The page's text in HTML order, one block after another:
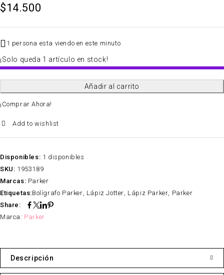
$14.500
1 persona esta viendo en este minuto
¡Solo queda 1 artículo en stock!
Añadir al carrito
¡Comprar Ahora!
Add to wishlist
Disponibles: 1 disponibles
SKU: 1953189
Marcas: Parker
Etiquetas:Bolígrafo Parker Lápiz Jotter Lápiz Parker Parker
Share:
Marca: Parker
Descripción